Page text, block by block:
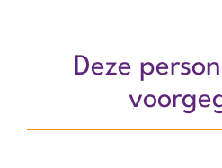
Deze